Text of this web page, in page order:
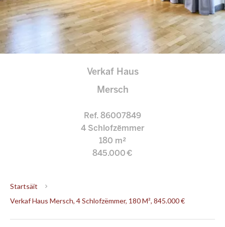
Verkaf Haus
Mersch
Ref. 86007849
4 Schlofzëmmer
180 m²
845.000 €
Startsäit
Verkaf Haus Mersch, 4 Schlofzëmmer, 180 M², 845.000 €